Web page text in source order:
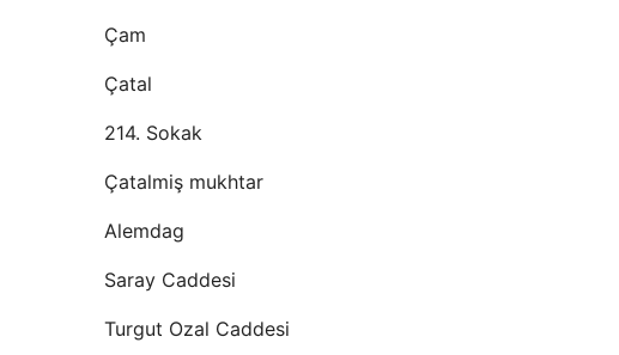
Çam
Çatal
214. Sokak
Çatalmiş mukhtar
Alemdag
Saray Caddesi
Turgut Ozal Caddesi